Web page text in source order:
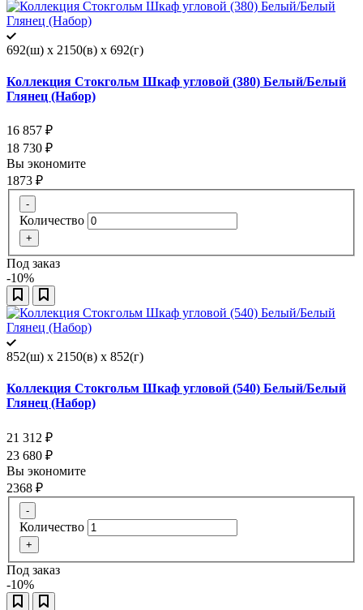
692(ш) x 2150(в) x 692(г)
Коллекция Стокгольм Шкаф угловой (380) Белый/Белый
Глянец (Набор)
16 857 ₽
18 730 ₽
Вы экономите
1873 ₽
-
Количество
+
Под заказ
-10%
852(ш) x 2150(в) x 852(г)
Коллекция Стокгольм Шкаф угловой (540) Белый/Белый
Глянец (Набор)
21 312 ₽
23 680 ₽
Вы экономите
2368 ₽
-
Количество
+
Под заказ
-10%